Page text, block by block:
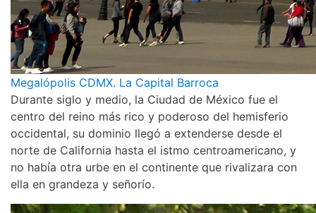
Megalópolis CDMX. La Capital Barroca
Durante siglo y medio, la Ciudad de México fue el
centro del reino más rico y poderoso del hemisferio
occidental, su dominio llegó a extenderse desde el
norte de California hasta el istmo centroamericano, y
no había otra urbe en el continente que rivalizara con
ella en grandeza y señorío.